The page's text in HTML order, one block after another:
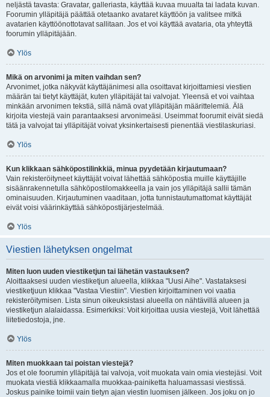
neljästä tavasta: Gravatar, galleriasta, käyttää kuvaa muualta tai ladata kuvan.
Foorumin ylläpitäjä päättää otetaanko avataret käyttöön ja valitsee mitkä
avatarien käyttöönottotavat sallitaan. Jos et voi käyttää avataria, ota yhteyttä
foorumin ylläpitäjään.
Ylös
Mikä on arvonimi ja miten vaihdan sen?
Arvonimet, jotka näkyvät käyttäjänimesi alla osoittavat kirjoittamiesi viestien
määrän tai tietyt käyttäjät, kuten ylläpitäjät tai valvojat. Yleensä et voi vaihtaa
minkään arvonimen tekstiä, sillä nämä ovat ylläpitäjän määrittelemiä. Älä
kirjoita viestejä vain parantaaksesi arvonimeäsi. Useimmat foorumit eivät siedä
tätä ja valvojat tai ylläpitäjät voivat yksinkertaisesti pienentää viestilaskuriasi.
Ylös
Kun klikkaan sähköpostilinkkiä, minua pyydetään kirjautumaan?
Vain rekisteröityneet käyttäjät voivat lähettää sähköpostia muille käyttäjille
sisäänrakennetulla sähköpostilomakkeella ja vain jos ylläpitäjä sallii tämän
ominaisuuden. Kirjautuminen vaaditaan, jotta tunnistautumattomat käyttäjät
eivät voisi väärinkäyttää sähköpostijärjestelmää.
Ylös
Viestien lähetyksen ongelmat
Miten luon uuden viestiketjun tai lähetän vastauksen?
Aloittaaksesi uuden viestiketjun alueella, klikkaa "Uusi Aihe". Vastataksesi
viestiketjuun klikkaa "Vastaa Viestiin". Viestien kirjoittaminen voi vaatia
rekisteröitymisen. Lista sinun oikeuksistasi alueella on nähtävillä alueen ja
viestiketjun alalaidassa. Esimerkiksi: Voit kirjoittaa uusia viestejä, Voit lähettää
liitetiedostoja, jne.
Ylös
Miten muokkaan tai poistan viestejä?
Jos et ole foorumin ylläpitäjä tai valvoja, voit muokata vain omia viestejäsi. Voit
muokata viestiä klikkaamalla muokkaa-painiketta haluamassasi viestissä.
Joskus painike toimii vain tietyn ajan viestin luomisen jälkeen. Jos joku on jo